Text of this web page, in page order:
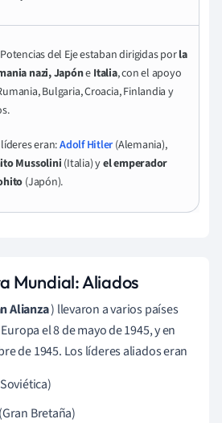
del Eje estaban dirigidas porla
nazi, Japóne Italia, con el apoyo
Bulgaria, Croacia, Finlandia y
eran:Adolf Hitler(Alemania),
Mussolini(Italia) yel emperador
(Japón).
Mundial: Aliados
Alianza) llevaron a varios países
el 8 de mayo de 1945, y en
de 1945. Los líderes aliados eran
(Gran Bretaña)